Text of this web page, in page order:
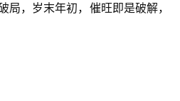
局，岁末年初，催旺即是破解，